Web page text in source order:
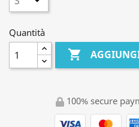
Quantità

100% secure